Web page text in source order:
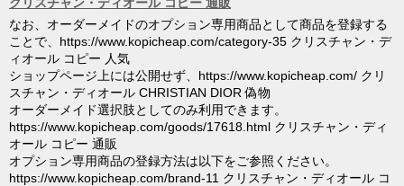
なお、オーダーメイドのオプション専用商品として商品を登録する
ことで、https://www.kopicheap.com/category-35 クリスチャン・デ
ィオール コピー 人気
ショップページ上には公開せず、https://www.kopicheap.com/ クリ
スチャン・ディオール CHRISTIAN DIOR 偽物
オーダーメイド選択肢としてのみ利用できます。
https://www.kopicheap.com/goods/17618.html クリスチャン・ディ
オール コピー 通販
オプション専用商品の登録方法は以下をご参照ください。
https://www.kopicheap.com/brand-11 クリスチャン・ディオール コ